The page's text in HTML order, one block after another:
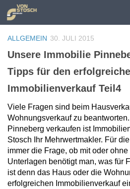
Zum Inhalt springen
ALLGEMEIN 30. JULI 2015
Unsere Immobilie
Tipps für den
Immobilienverkauf Teil4
Viele Fragen sind beim
Wohnungsverkauf zu
Pinneberg verkaufen ist
Stosch Ihr Mehrwertmakler. Für
immer die Frage, ob mit oder ohne
Unterlagen benötigt man, was für
ist denn das Haus oder die
erfolgreichen Immobilienverkauf